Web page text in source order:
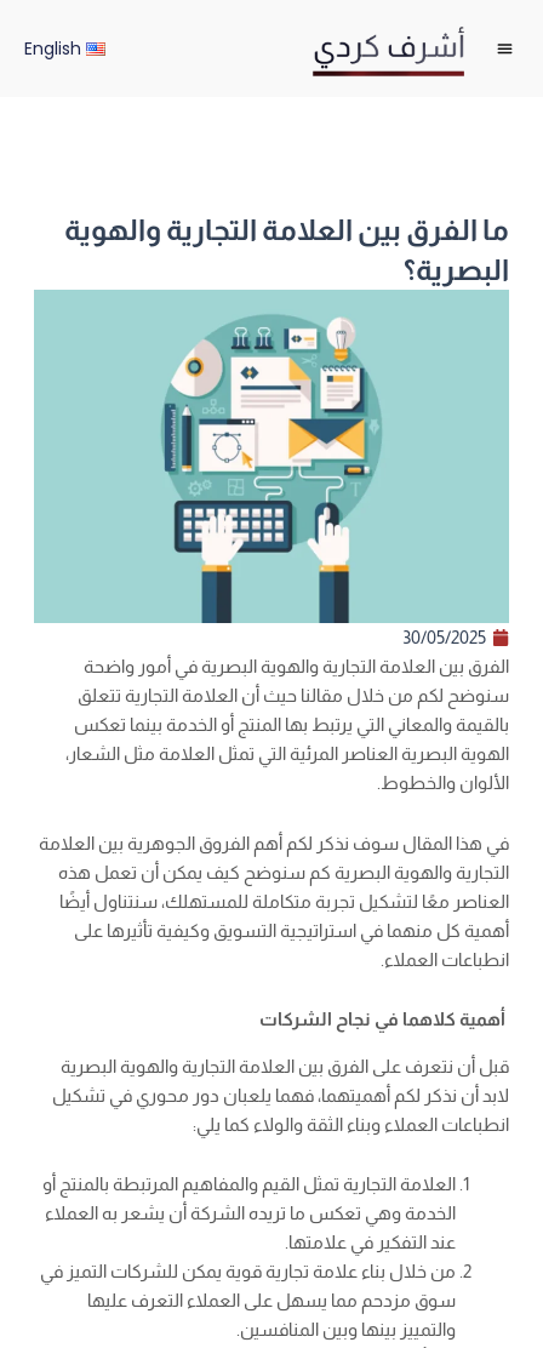
English
ما الفرق بين العلامة التجارية والهوية
البصرية؟
30/05/2025
الفرق بين العلامة التجارية والهوية البصرية في أمور واضحة
سنوضح لكم من خلال مقالنا حيث أن العلامة التجارية تتعلق
بالقيمة والمعاني التي يرتبط بها المنتج أو الخدمة بينما تعكس
الهوية البصرية العناصر المرئية التي تمثل العلامة مثل الشعار،
الألوان والخطوط.
في هذا المقال سوف نذكر لكم أهم الفروق الجوهرية بين العلامة
التجارية والهوية البصرية كم سنوضح كيف يمكن أن تعمل هذه
العناصر معًا لتشكيل تجربة متكاملة للمستهلك، سنتناول أيضًا
أهمية كل منهما في استراتيجية التسويق وكيفية تأثيرها على
انطباعات العملاء.
أهمية كلاهما في نجاح الشركات
قبل أن نتعرف على الفرق بين العلامة التجارية والهوية البصرية
لابد أن نذكر لكم أهميتهما، فهما يلعبان دور محوري في تشكيل
انطباعات العملاء وبناء الثقة والولاء كما يلي:
العلامة التجارية تمثل القيم والمفاهيم المرتبطة بالمنتج أو
الخدمة وهي تعكس ما تريده الشركة أن يشعر به العملاء
عند التفكير في علامتها.
من خلال بناء علامة تجارية قوية يمكن للشركات التميز في
سوق مزدحم مما يسهل على العملاء التعرف عليها
والتمييز بينها وبين المنافسين.